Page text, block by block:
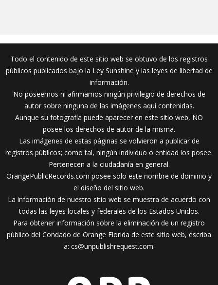
Todo el contenido de este sitio web se obtuvo de los registros
públicos publicados bajo la Ley Sunshine y las leyes de libertad de
información.
No poseemos ni afirmamos ningún privilegio de derechos de
autor sobre ninguna de las imágenes aquí contenidas.
Aunque su fotografía puede aparecer en este sitio web, NO
posee los derechos de autor de la misma.
Las imágenes de estas páginas se volvieron a publicar de
registros públicos; como tal, ningún individuo o entidad los posee.
Pertenecen a la ciudadanía en general.
OrangePublicRecords.com posee solo este nombre de dominio y
el diseño del sitio web.
La información de nuestro sitio web se muestra de acuerdo con
todas las leyes locales y federales de los Estados Unidos.
Para obtener información sobre la eliminación de un registro
público del Condado de Orange Florida de este sitio web, escriba
a: cs@unpublishrequest.com.